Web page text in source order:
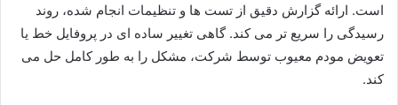
است. ارائه گزارش دقیق از تست ها و تنظیمات انجام شده، روند
رسیدگی را سریع تر می کند. گاهی تغییر ساده ای در پروفایل خط یا
تعویض مودم معیوب توسط شرکت، مشکل را به طور کامل حل می
کند.